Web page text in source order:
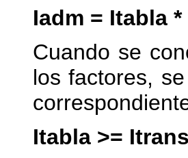
Iadm = Itabla *
Cuando se
los factores,
Itabla >=